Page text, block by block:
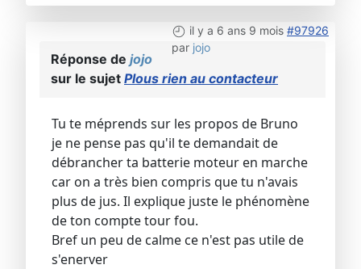
il y a 6 ans 9 mois #97926
par jojo
Réponse de jojo
sur le sujet Plous rien au contacteur
Tu te méprends sur les propos de Bruno
je ne pense pas qu'il te demandait de
débrancher ta batterie moteur en marche
car on a très bien compris que tu n'avais
plus de jus. Il explique juste le phénomène
de ton compte tour fou.
Bref un peu de calme ce n'est pas utile de
s'enerver